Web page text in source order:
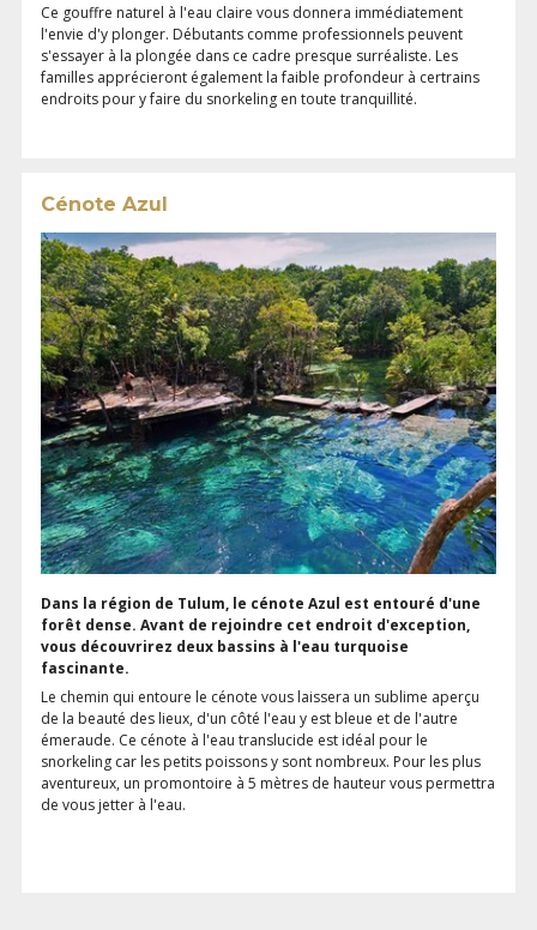
Ce gouffre naturel à l'eau claire vous donnera immédiatement
l'envie d'y plonger. Débutants comme professionnels peuvent
s'essayer à la plongée dans ce cadre presque surréaliste. Les
familles apprécieront également la faible profondeur à certrains
endroits pour y faire du snorkeling en toute tranquillité.
Cénote Azul
Dans la région de Tulum, le cénote Azul est entouré d'une
forêt dense. Avant de rejoindre cet endroit d'exception,
vous découvrirez deux bassins à l'eau turquoise
fascinante.
Le chemin qui entoure le cénote vous laissera un sublime aperçu
de la beauté des lieux, d'un côté l'eau y est bleue et de l'autre
émeraude. Ce cénote à l'eau translucide est idéal pour le
snorkeling car les petits poissons y sont nombreux. Pour les plus
aventureux, un promontoire à 5 mètres de hauteur vous permettra
de vous jetter à l'eau.